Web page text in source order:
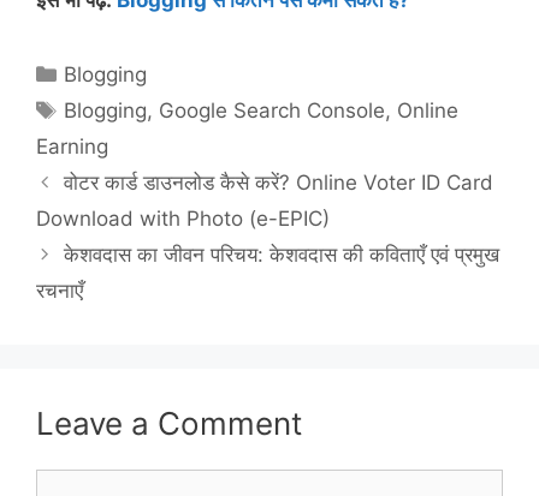
Categories
Blogging
Tags
Blogging, Google Search Console, Online
Earning
वोटर कार्ड डाउनलोड कैसे करें? Online Voter ID Card
Download with Photo (e-EPIC)
केशवदास का जीवन परिचय: केशवदास की कविताएँ एवं प्रमुख
रचनाएँ
Leave a Comment